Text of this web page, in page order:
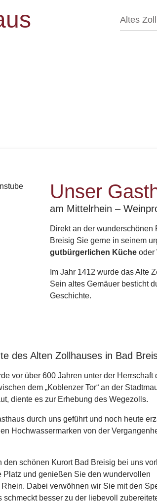
Altes
Unser
am Mittelrhein –
Direkt an der
Breisig Sie gerne in seinem
gutbürgerlichen Kücheoder
Im Jahr 1412 wurde das Alte
Sein altes Gemäuer besticht
Geschichte.
des Alten Zollhauses in Bad
vor über 600 Jahren unter der Herrschaft
dem „Koblenzer Tor“ an der
diente es zur Erhebung des Wegezolls.
durch uns geführt und noch heute
Hochwassermarken von der
schönen Kurort Bad Breisig bei uns
Platz und genießen Sie den wundervollen
Dabei verwöhnen wir Sie mit den
schmeckt besser zu der liebevoll